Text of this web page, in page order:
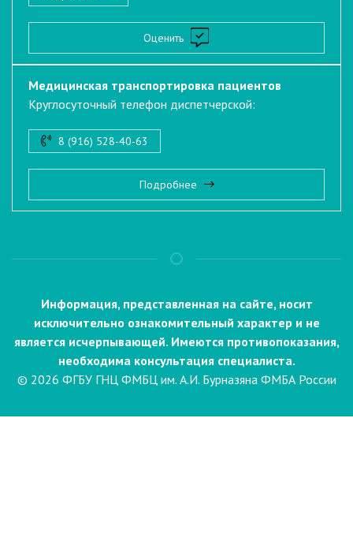
Оценить
Медицинская транспортировка пациентов
Круглосуточный телефон диспетчерской:
8 (916) 528-40-63
Подробнее
Информация, представленная на сайте, носит
исключительно ознакомительный характер и не
является исчерпывающей. Имеются противопоказания,
необходима консультация специалиста.
© 2026 ФГБУ ГНЦ ФМБЦ им. А.И. Бурназяна ФМБА России